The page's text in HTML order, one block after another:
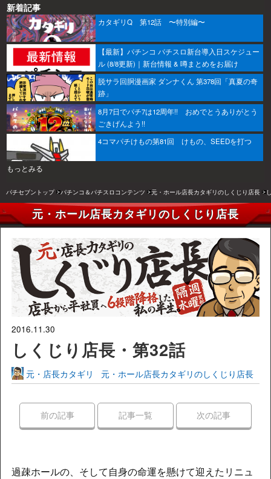
新着記事
カタギリQ 第12話 〜特別編〜
【最新】パチンコ パチスロ新台導入日スケジュー
ル (8/8更新)｜新台情報 & 噂まとめをお届け
脱サラ回胴漫画家 ダンナくん 第378回「真夏の奇
跡」
8月7日でパチ7は12周年!! おめでとうありがとう
ごきげんよう!!
4コマパチけもの第81回 けもの、SEEDを打つ
もっとみる
パチセブントップ パチンコ＆パチスロコンテンツ 元・ホール店長カタギリのしくじり店長
元・ホール店長カタギリのしくじり店長
2016.11.30
しくじり店長・第32話
元・店長カタギリ 元・ホール店長カタギリのしくじり店長
前の記事 記事一覧 次の記事
過疎ホールの、そして自身の命運を懸けて迎えたリニュ